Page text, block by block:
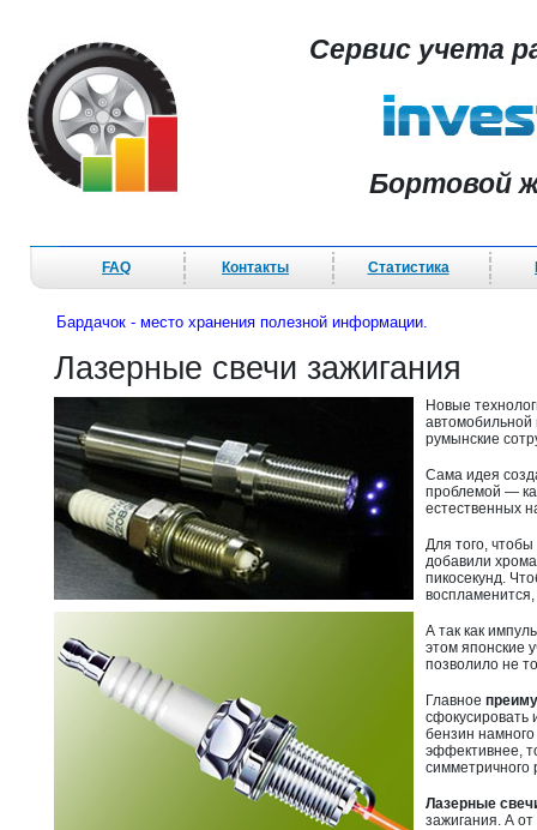
Сервис учета
Бортовой
FAQ Контакты Статистика
Бардачок - место хранения полезной информации.
Лазерные свечи зажигания
Новые
автомобильной
румынские
Сама идея
проблемой —
естественных
Для того, чтобы
добавили
пикосекунд.
воспламенится,
А так как
этом японские
позволило не
Главное
сфокусировать
бензин
эффективнее,
симметричного
Лазерные
зажигания. А от